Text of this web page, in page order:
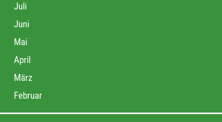
Juli
Juni
Mai
April
März
Februar